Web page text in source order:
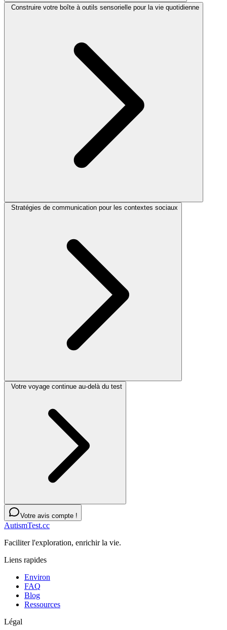
Construire votre boîte à outils sensorielle pour la vie quotidienne
Stratégies de communication pour les contextes sociaux
Votre voyage continue au-delà du test
Votre avis compte !
AutismTest.cc
Faciliter l'exploration, enrichir la vie.
Liens rapides
Environ
FAQ
Blog
Ressources
Légal